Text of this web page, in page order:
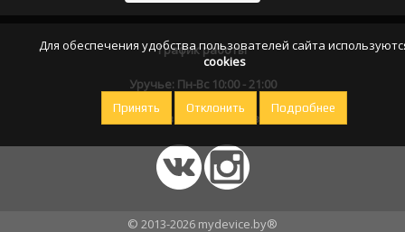
График работы
Уручье: Пн-Вс 10:00 - 21:00
Оставайтесь на связи
© 2013-2026 mydevice.by®
Для обеспечения удобства пользователей сайта
cookies
Принять Отклонить Подробнее